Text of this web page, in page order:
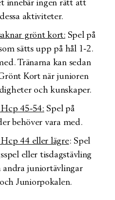
innebär ingen rätt att
aktiviteter.
grönt kort:Spel på
sätts upp på hål 1-2.
Tränarna kan sedan
Kort när junioren
och kunskaper.
45-54: Spel på
behöver vara med.
44 eller lägre: Spel
eller tisdagstävling
juniortävlingar
Juniorpokalen.